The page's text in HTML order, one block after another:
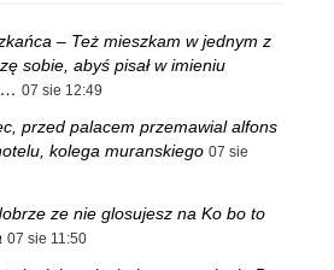
– Też mieszkam w jednym z
sobie, abyś pisał w imieniu
07 sie 12:49
przed palacem przemawial alfons
kolega muranskiego 07 sie
ze nie glosujesz na Ko bo to
07 sie 11:50